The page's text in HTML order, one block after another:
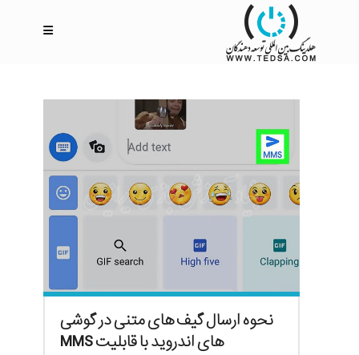
نحوه ارسال گیف های متنی در گوشی
های اندروید با قابلیت MMS